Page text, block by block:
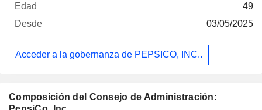
49
03/05/2025
Acceder a la gobernanza de PEPSICO, INC..
Composición del Consejo de Administración: